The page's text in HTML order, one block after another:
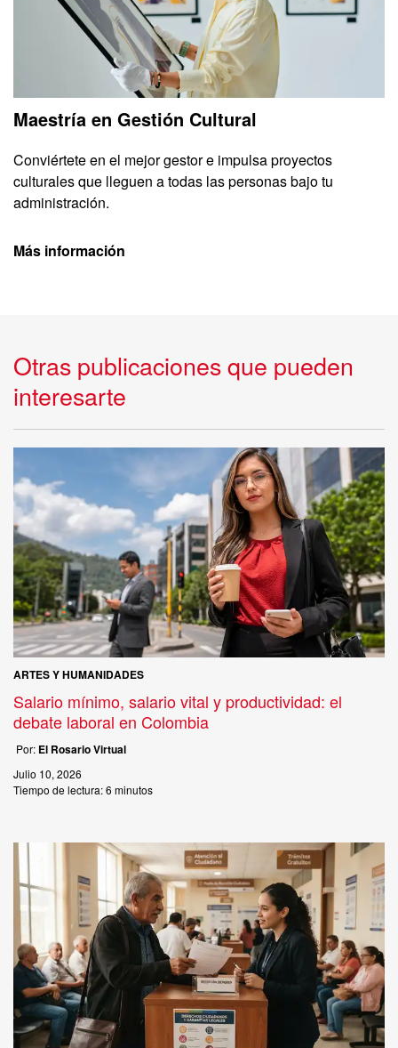
Maestría en Gestión Cultural
Conviértete en el mejor gestor e impulsa proyectos
culturales que lleguen a todas las personas bajo tu
administración.
Más información
Otras publicaciones que pueden
interesarte
ARTES Y HUMANIDADES
Salario mínimo, salario vital y productividad: el
debate laboral en Colombia
Por: El Rosario Virtual
Julio 10, 2026
Tiempo de lectura:6 minutos